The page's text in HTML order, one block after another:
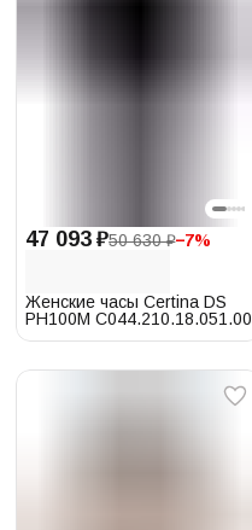
47 093 ₽50 630 ₽−7%
Женские часы Certina DS
PH100M C044.210.18.051.00